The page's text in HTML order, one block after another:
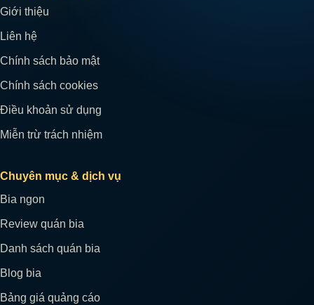
Giới thiệu
Liên hệ
Chính sách bảo mật
Chính sách cookies
Điều khoản sử dụng
Miễn trừ trách nhiệm
Chuyên mục & dịch vụ
Bia ngon
Review quán bia
Danh sách quán bia
Blog bia
Bảng giá quảng cáo